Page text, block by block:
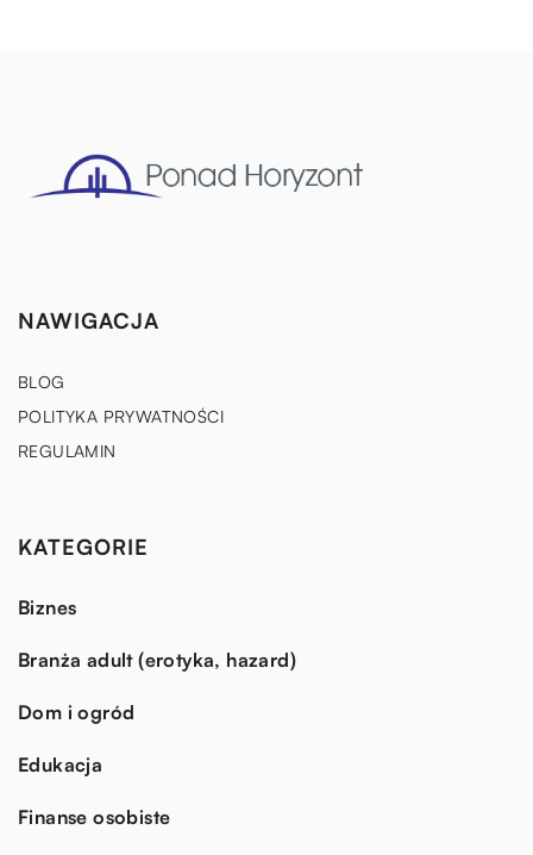
NAWIGACJA
BLOG
POLITYKA PRYWATNOŚCI
REGULAMIN
KATEGORIE
Biznes
Branża adult (erotyka, hazard)
Dom i ogród
Edukacja
Finanse osobiste